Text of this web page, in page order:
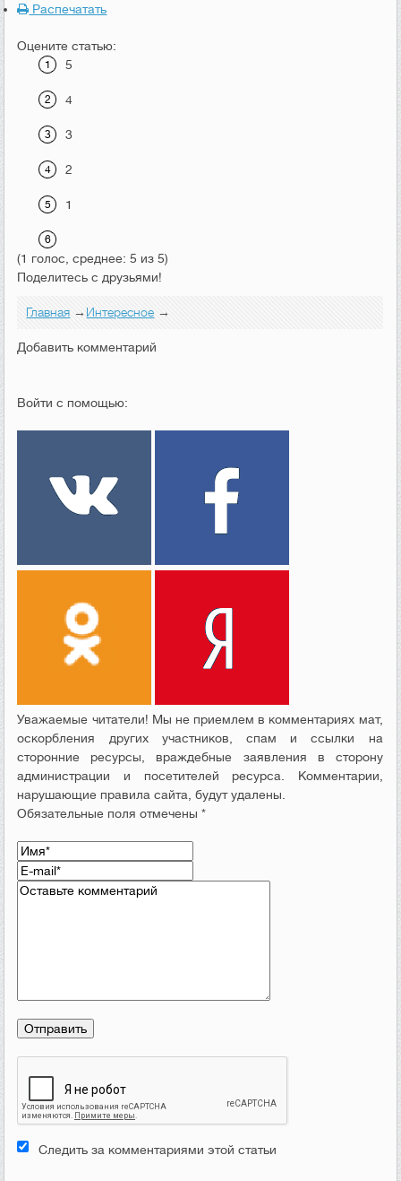
Распечатать
Оцените статью:
5
4
3
2
1
(1 голос, среднее: 5 из 5)
Поделитесь с друзьями!
Главная →Интересное →
Добавить комментарий
Войти с помощью:
Уважаемые читатели! Мы не приемлем в комментариях мат,
оскорбления других участников, спам и ссылки на
сторонние ресурсы, враждебные заявления в сторону
администрации и посетителей ресурса. Комментарии,
нарушающие правила сайта, будут удалены.
Обязательные поля отмечены *
Следить за комментариями этой статьи